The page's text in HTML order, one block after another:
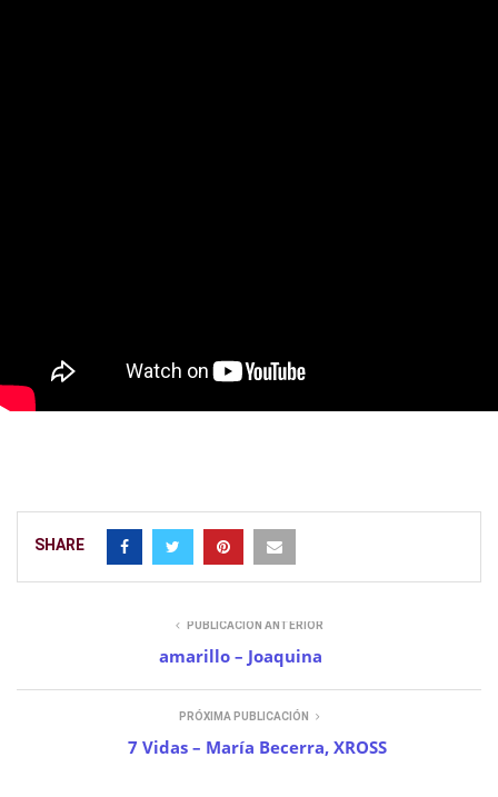
SHARE
PUBLICACIÓN ANTERIOR
amarillo – Joaquina
PRÓXIMA PUBLICACIÓN
7 Vidas – María Becerra, XROSS